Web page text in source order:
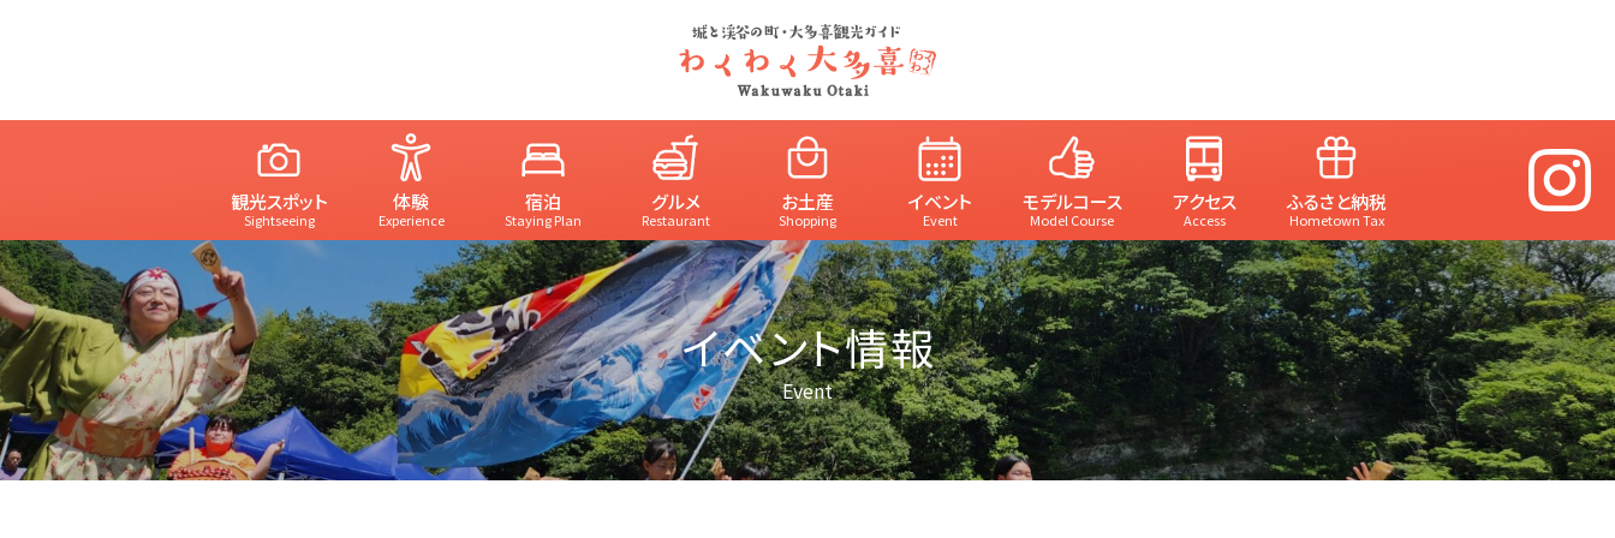
観光スポット
Sightseeing
体験
Experience
宿泊
Staying Plan
グルメ
Restaurant
お土産
Shopping
イベント
Event
モデルコース
Model Course
アクセス
Access
ふるさと納税
Hometown Tax
イベント情報
Event